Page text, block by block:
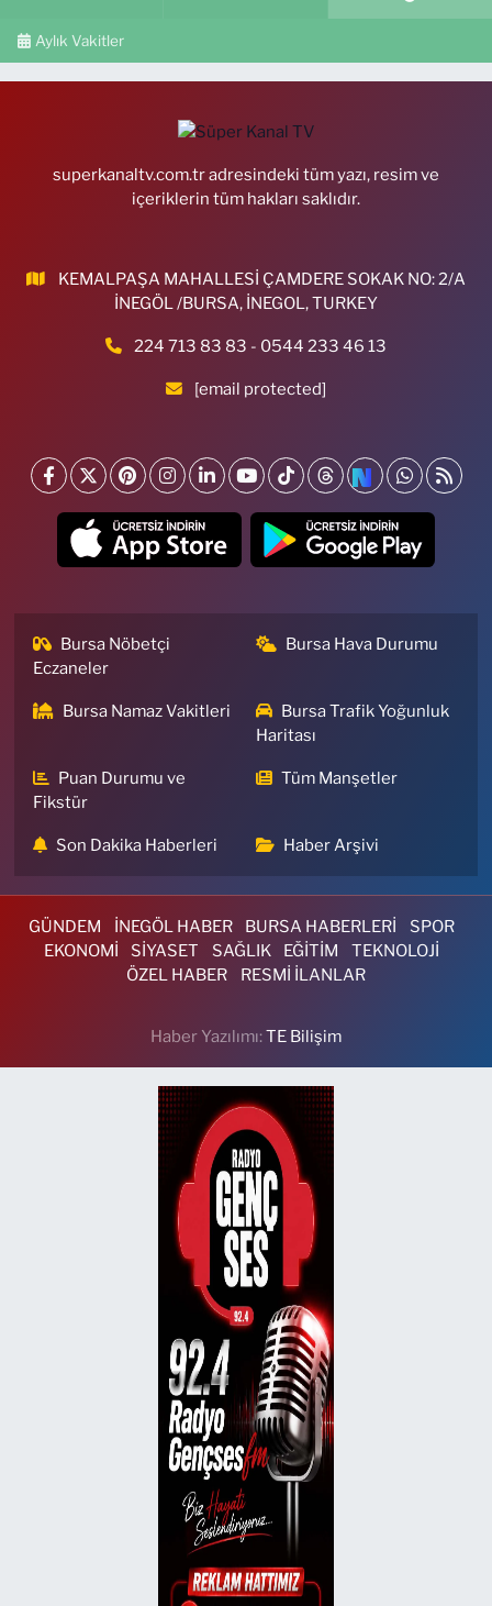
Aylık Vakitler
superkanaltv.com.tr adresindeki tüm yazı, resim ve
içeriklerin tüm hakları saklıdır.
KEMALPAŞA MAHALLESİ ÇAMDERE SOKAK NO: 2/A
İNEGÖL /BURSA, İNEGOL, TURKEY
224 713 83 83 - 0544 233 46 13
[email protected]
Bursa Nöbetçi
Eczaneler
Bursa Hava Durumu
Bursa Namaz Vakitleri
Bursa Trafik Yoğunluk
Haritası
Puan Durumu ve
Fikstür
Tüm Manşetler
Son Dakika Haberleri Haber Arşivi
GÜNDEM İNEGÖL HABER BURSA HABERLERİ
SPOR
EKONOMİ
SİYASET SAĞLIK EĞİTİM
TEKNOLOJİ
ÖZEL HABER
RESMİ İLANLAR
Haber Yazılımı:TE Bilişim